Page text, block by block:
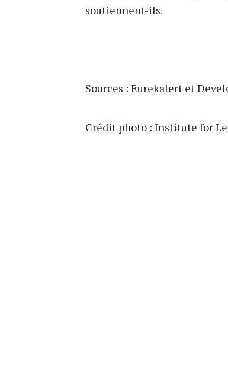
soutiennent-ils.
Sources : Eurekalert et
Crédit photo : Institute for